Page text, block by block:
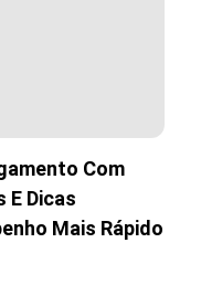
Com
E Dicas
Mais Rápido